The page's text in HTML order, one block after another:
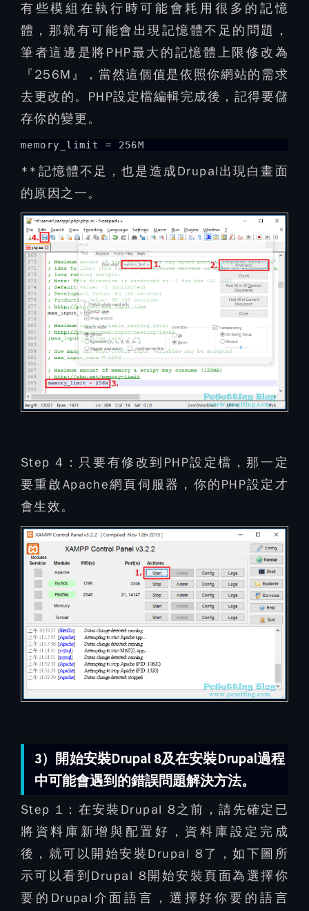
有些模組在執行時可能會耗用很多的記憶
體，那就有可能會出現記憶體不足的問題，
筆者這邊是將PHP最大的記憶體上限修改為
『256M』，當然這個值是依照你網站的需求
去更改的。PHP設定檔編輯完成後，記得要儲
存你的變更。
memory_limit = 256M
**記憶體不足，也是造成Drupal出現白畫面
的原因之一。
Step 4： 只要有修改到PHP設定檔，那一定
要重啟Apache網頁伺服器，你的PHP設定才
會生效。
3）開始安裝Drupal 8及在安裝Drupal過程
中可能會遇到的錯誤問題解決方法。
Step 1： 在安裝Drupal 8之前，請先確定已
將資料庫新增與配置好，資料庫設定完成
後，就可以開始安裝Drupal 8了，如下圖所
示可以看到Drupal 8開始安裝頁面為選擇你
要的Drupal介面語言，選擇好你要的語言